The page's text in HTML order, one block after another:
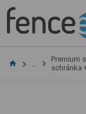
…
Premium
schránka